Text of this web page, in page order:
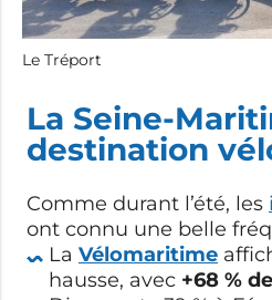
Le Tréport
La Seine-
destination
Comme durant l’été, les
ont connu une belle
La Vélomaritime
hausse, avec +68 %